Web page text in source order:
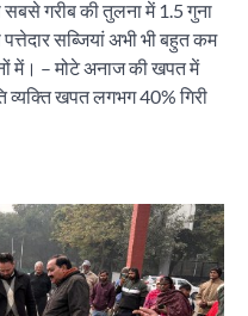
सबसे गरीब की तुलना में 1.5 गुना
सब्जियां अभी भी बहुत कम
में। – मोटे अनाज की खपत में
व्यक्ति खपत लगभग 40% गिरी